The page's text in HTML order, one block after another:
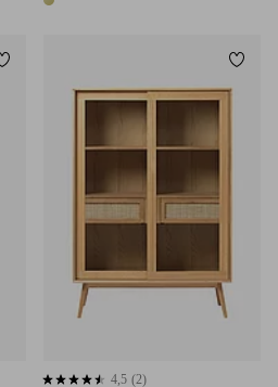
1 farve
Tilføj til favoritter
4,5 baseret på 2 bedømmelser
4,5 (2)